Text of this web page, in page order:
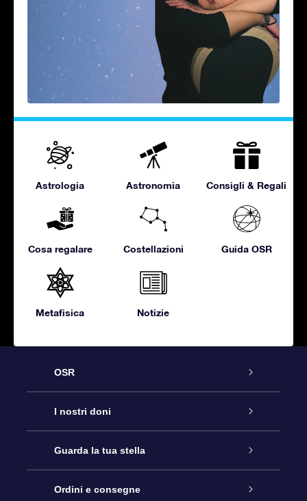
Astrologia Astronomia Consigli & Regali
Cosa regalare Costellazioni Guida OSR
Metafisica Notizie
OSR
Assistenza
Contattaci
Blog
I nostri doni
Online Star Gift
Pacchetto regalo OSR
Guarda la tua stella
Registro stellare
Ordini e consegne